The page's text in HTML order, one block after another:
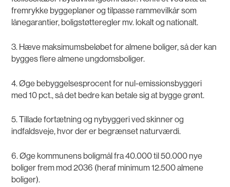
fremrykke byggeplaner og tilpasse rammevilkår som
lånegarantier, boligstøtteregler mv. lokalt og nationalt.
3. Hæve maksimumsbeløbet for almene boliger, så der kan
bygges flere almene ungdomsboliger.
4. Øge bebyggelsesprocent for nul-emissionsbyggeri
med 10 pct., så det bedre kan betale sig at bygge grønt.
5. Tillade fortætning og nybyggeri ved skinner og
indfaldsveje, hvor der er begrænset naturværdi.
6. Øge kommunens boligmål fra 40.000 til 50.000 nye
boliger frem mod 2036 (heraf minimum 12.500 almene
boliger).